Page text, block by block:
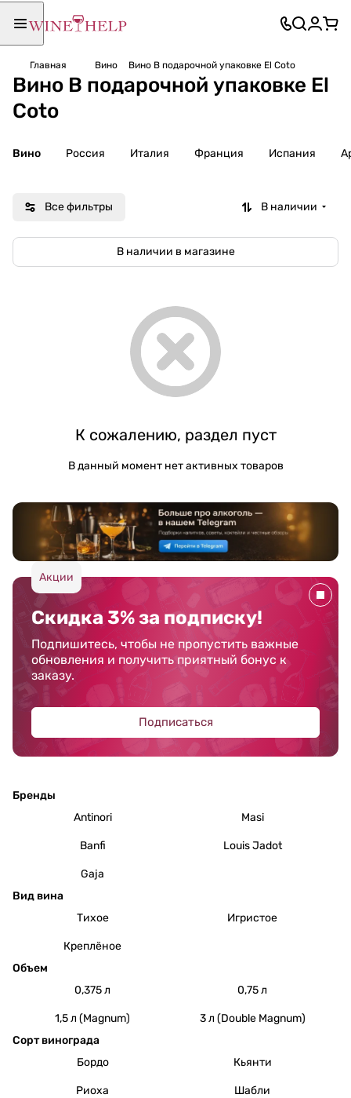
Главная Вино Вино В подарочной упаковке El Coto
Вино В подарочной упаковке El
Coto
Вино Россия Италия Франция Испания
Все фильтры В наличии
В наличии в магазине
К сожалению, раздел пуст
В данный момент нет активных товаров
Акции
Скидка 3% за подписку!
Подпишитесь, чтобы не пропустить важные
обновления и получить приятный бонус к
заказу.
Подписаться
Бренды
Antinori
Masi
Banfi Louis Jadot
Gaja
Вид вина
Тихое
Игристое
Креплёное
Объем
0,375 л
0,75 л
1,5 л (Magnum)
3 л (Double Magnum)
Сорт винограда
Бордо
Кьянти
Риоха Шабли